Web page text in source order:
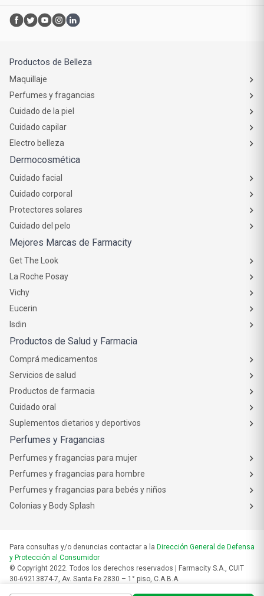
Productos de Belleza
Maquillaje
Perfumes y fragancias
Cuidado de la piel
Cuidado capilar
Electro belleza
Dermocosmética
Cuidado facial
Cuidado corporal
Protectores solares
Cuidado del pelo
Mejores Marcas de Farmacity
Get The Look
La Roche Posay
Vichy
Eucerin
Isdin
Productos de Salud y Farmacia
Comprá medicamentos
Servicios de salud
Productos de farmacia
Cuidado oral
Suplementos dietarios y deportivos
Perfumes y Fragancias
Perfumes y fragancias para mujer
Perfumes y fragancias para hombre
Perfumes y fragancias para bebés y niños
Colonias y Body Splash
Para consultas y/o denuncias contactar a la Dirección General de Defensa
y Protección al Consumidor
© Copyright 2022. Todos los derechos reservados | Farmacity S.A., CUIT
30-69213874-7, Av. Santa Fe 2830 – 1° piso, C.A.B.A.